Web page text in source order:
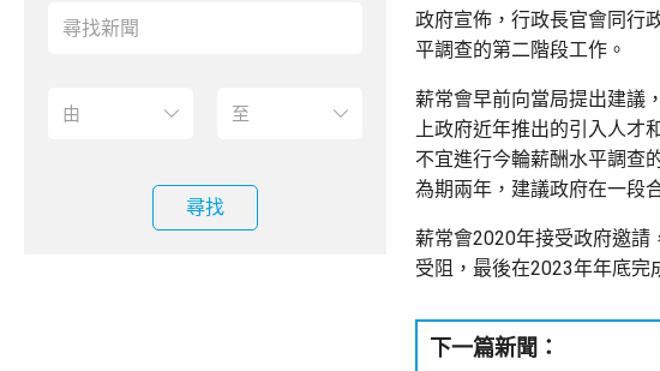
尋找
政府宣佈，行政長官會同行
平調查的第二階段工作。
薪常會早前向當局提出建議
上政府近年推出的引入人才
不宜進行今輪薪酬水‍平調查
為期兩年，建議政府在一段
薪常會2020年接受政府邀請
受阻，最後在2023年年底完
下一篇新聞：